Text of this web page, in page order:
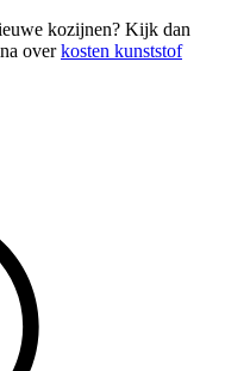
kozijnen? Kijk dan
overkosten kunststof